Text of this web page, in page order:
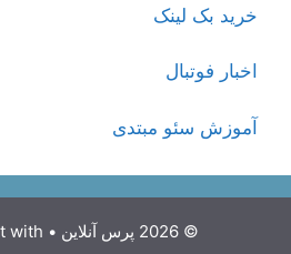
خرید بک لینک
اخبار فوتبال
آموزش سئو مبتدی
© 2026 پرس آنلاین • Built with